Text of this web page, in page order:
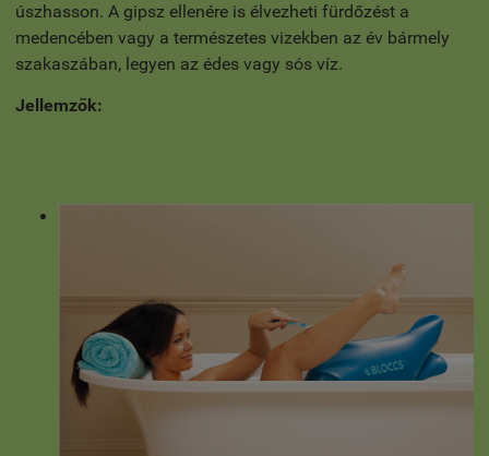
úszhasson. A gipsz ellenére is élvezheti fürdőzést a
medencében vagy a természetes vizekben az év bármely
szakaszában, legyen az édes vagy sós víz.
Jellemzők: